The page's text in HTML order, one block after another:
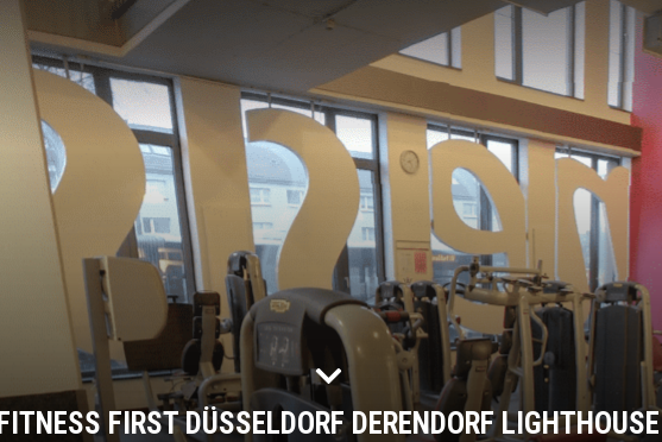
FITNESS FIRST DÜSSELDORF DERENDORF LIGHTHOUSE